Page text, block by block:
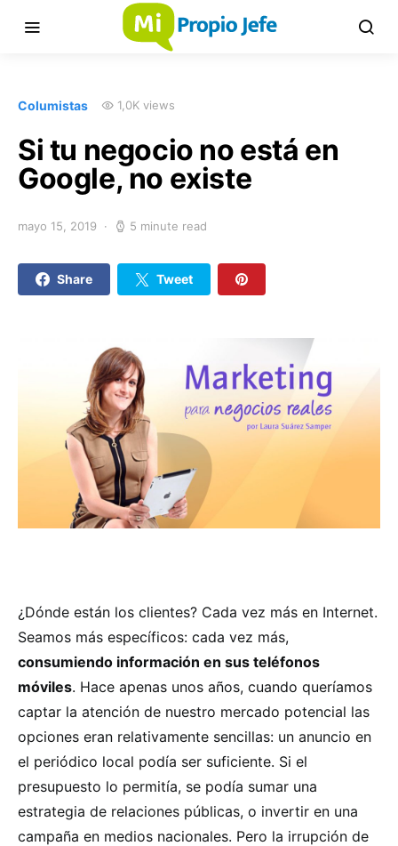
Columistas 1,0K views
Si tu negocio no está en
Google, no existe
mayo 15, 2019 5 minute read
Share Tweet
¿Dónde están los clientes? Cada vez más en Internet.
Seamos más específicos: cada vez más,
consumiendo información en sus teléfonos
móviles. Hace apenas unos años, cuando queríamos
captar la atención de nuestro mercado potencial las
opciones eran relativamente sencillas: un anuncio en
el periódico local podía ser suficiente. Si el
presupuesto lo permitía, se podía sumar una
estrategia de relaciones públicas, o invertir en una
campaña en medios nacionales. Pero la irrupción de